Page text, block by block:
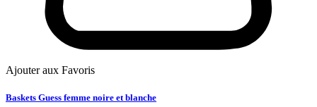
Ajouter aux Favoris
Baskets Guess femme noire et blanche